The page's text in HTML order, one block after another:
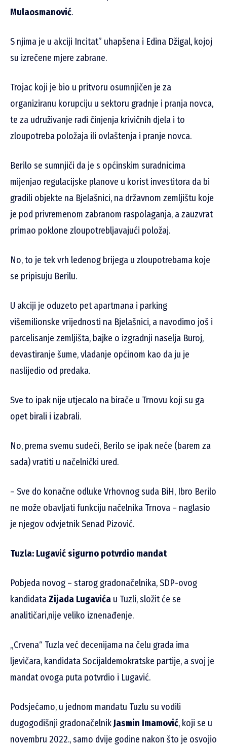
Mulaosmanović.
S njima je u akciji Incitat” uhapšena i Edina Džigal, kojoj
su izrečene mjere zabrane.
Trojac koji je bio u pritvoru osumnjičen je za
organiziranu korupciju u sektoru gradnje i pranja novca,
te za udruživanje radi činjenja krivičnih djela i to
zloupotreba položaja ili ovlaštenja i pranje novca.
Berilo se sumnjiči da je s općinskim suradnicima
mijenjao regulacijske planove u korist investitora da bi
gradili objekte na Bjelašnici, na državnom zemljištu koje
je pod privremenom zabranom raspolaganja, a zauzvrat
primao poklone zloupotrebljavajući položaj.
No, to je tek vrh ledenog brijega u zloupotrebama koje
se pripisuju Berilu.
U akciji je oduzeto pet apartmana i parking
višemilionske vrijednosti na Bjelašnici, a navodimo još i
parcelisanje zemljišta, bajke o izgradnji naselja Buroj,
devastiranje šume, vladanje općinom kao da ju je
naslijedio od predaka.
Sve to ipak nije utjecalo na birače u Trnovu koji su ga
opet birali i izabrali.
No, prema svemu sudeći, Berilo se ipak neće (barem za
sada) vratiti u načelnički ured.
– Sve do konačne odluke Vrhovnog suda BiH, Ibro Berilo
ne može obavljati funkciju načelnika Trnova – naglasio
je njegov odvjetnik Senad Pizović.
Tuzla: Lugavić sigurno potvrdio mandat
Pobjeda novog – starog gradonačelnika, SDP-ovog
kandidataZijada Lugavića u Tuzli, složit će se
analitičari,nije veliko iznenađenje.
„Crvena“ Tuzla već decenijama na čelu grada ima
ljevičara, kandidata Socijaldemokratske partije, a svoj je
mandat ovoga puta potvrdio i Lugavić.
Podsjećamo, u jednom mandatu Tuzlu su vodili
dugogodišnji gradonačelnikJasmin Imamović, koji se u
novembru 2022., samo dvije godine nakon što je osvojio